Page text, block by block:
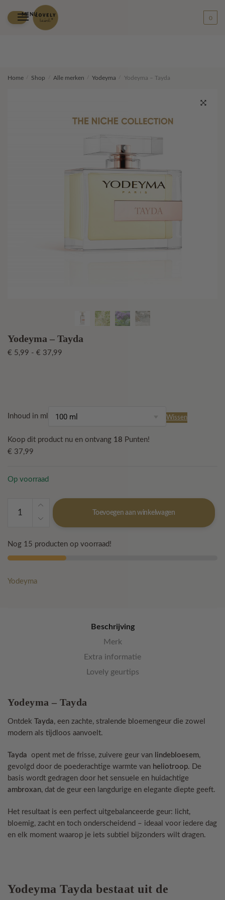
MENU
0
Home Shop Alle merken Yodeyma Yodeyma – Tayda
Yodeyma – Tayda
€ 5,99 - € 37,99
Inhoud in ml Wissen
Koop dit product nu en ontvang 18 Punten!
€ 37,99
Op voorraad
aantal
Toevoegen aan winkelwagen
Nog 15 producten op voorraad!
Yodeyma
Beschrijving
Merk
Extra informatie
Lovely geurtips
Yodeyma – Tayda
Ontdek Tayda, een zachte, stralende bloemengeur die zowel
modern als tijdloos aanvoelt.
Tayda opent met de frisse, zuivere geur van lindebloesem,
gevolgd door de poederachtige warmte van heliotroop. De
basis wordt gedragen door het sensuele en huidachtige
ambroxan, dat de geur een langdurige en elegante diepte geeft.
Het resultaat is een perfect uitgebalanceerde geur: licht,
bloemig, zacht en toch onderscheidend – ideaal voor iedere dag
en elk moment waarop je iets subtiel bijzonders wilt dragen.
Yodeyma Tayda bestaat uit de